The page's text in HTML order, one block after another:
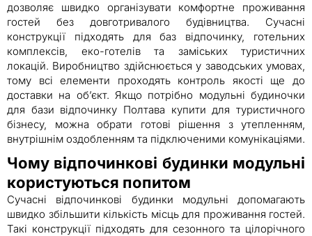
дозволяє швидко організувати комфортне проживання
гостей без довготривалого будівництва. Сучасні
конструкції підходять для баз відпочинку, готельних
комплексів, еко-готелів та заміських туристичних
локацій. Виробництво здійснюється у заводських умовах,
тому всі елементи проходять контроль якості ще до
доставки на об’єкт. Якщо потрібно модульні будиночки
для бази відпочинку Полтава купити для туристичного
бізнесу, можна обрати готові рішення з утепленням,
внутрішнім оздобленням та підключеними комунікаціями.
Чому відпочинкові будинки модульні
користуються попитом
Сучасні відпочинкові будинки модульні допомагають
швидко збільшити кількість місць для проживання гостей.
Такі конструкції підходять для сезонного та цілорічного